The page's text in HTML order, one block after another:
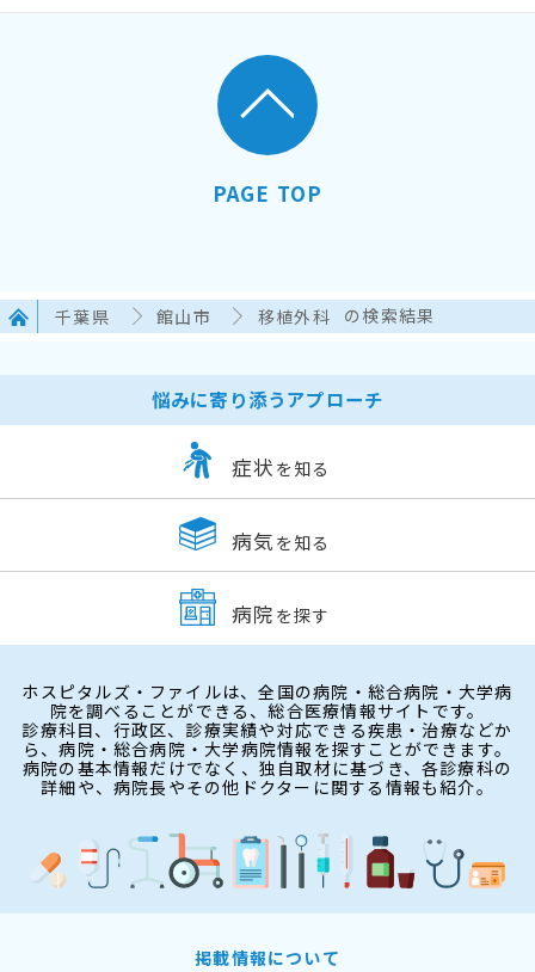
PAGE TOP
千葉県 館山市 移植外科 の検索結果
悩みに寄り添うアプローチ
症状 を知る
病気 を知る
病院 を探す
ホスピタルズ・ファイルは、全国の病院・総合病院・大学病
院を調べることができる、総合医療情報サイトです。
診療科目、行政区、診療実績や対応できる疾患・治療などか
ら、病院・総合病院・大学病院情報を探すことができます。
病院の基本情報だけでなく、独自取材に基づき、各診療科の
詳細や、病院長やその他ドクターに関する情報も紹介。
掲載情報について